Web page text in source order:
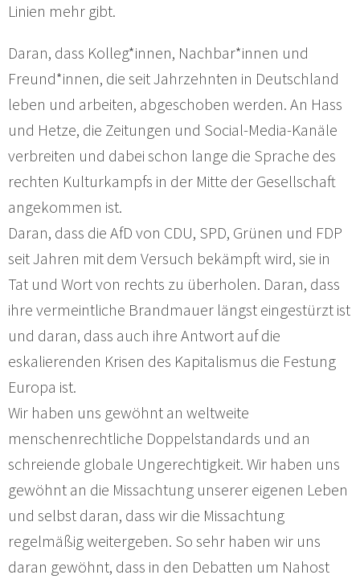
Linien mehr gibt.
Daran, dass Kolleg*innen, Nachbar*innen und
Freund*innen, die seit Jahrzehnten in Deutschland
leben und arbeiten, abgeschoben werden. An Hass
und Hetze, die Zeitungen und Social-Media-Kanäle
verbreiten und dabei schon lange die Sprache des
rechten Kulturkampfs in der Mitte der Gesellschaft
angekommen ist.
Daran, dass die AfD von CDU, SPD, Grünen und FDP
seit Jahren mit dem Versuch bekämpft wird, sie in
Tat und Wort von rechts zu überholen. Daran, dass
ihre vermeintliche Brandmauer längst eingestürzt ist
und daran, dass auch ihre Antwort auf die
eskalierenden Krisen des Kapitalismus die Festung
Europa ist.
Wir haben uns gewöhnt an weltweite
menschenrechtliche Doppelstandards und an
schreiende globale Ungerechtigkeit. Wir haben uns
gewöhnt an die Missachtung unserer eigenen Leben
und selbst daran, dass wir die Missachtung
regelmäßig weitergeben. So sehr haben wir uns
daran gewöhnt, dass in den Debatten um Nahost